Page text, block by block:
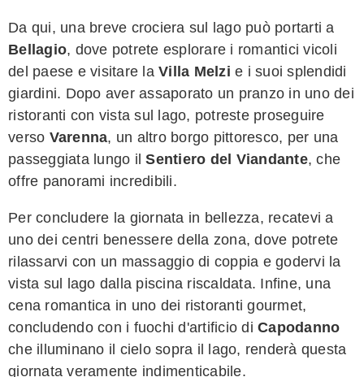
Da qui, una breve crociera sul lago può portarti a
Bellagio, dove potrete esplorare i romantici vicoli
del paese e visitare la Villa Melzi e i suoi splendidi
giardini. Dopo aver assaporato un pranzo in uno dei
ristoranti con vista sul lago, potreste proseguire
verso Varenna, un altro borgo pittoresco, per una
passeggiata lungo ilSentiero del Viandante, che
offre panorami incredibili.
Per concludere la giornata in bellezza, recatevi a
uno dei centri benessere della zona, dove potrete
rilassarvi con un massaggio di coppia e godervi la
vista sul lago dalla piscina riscaldata. Infine, una
cena romantica in uno dei ristoranti gourmet,
concludendo con i fuochi d'artificio di Capodanno
che illuminano il cielo sopra il lago, renderà questa
giornata veramente indimenticabile.